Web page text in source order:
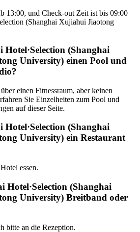
13:00, und Check-out Zeit ist bis 09:00
(Shanghai Xujiahui Jiaotong
(Shanghai
University) einen Pool und
einen Fitnessraum, aber keinen
Sie Einzelheiten zum Pool und
auf dieser Seite.
(Shanghai
University) ein Restaurant
essen.
Hotel·Selection (Shanghai
University) Breitband oder
bitte an die Rezeption.